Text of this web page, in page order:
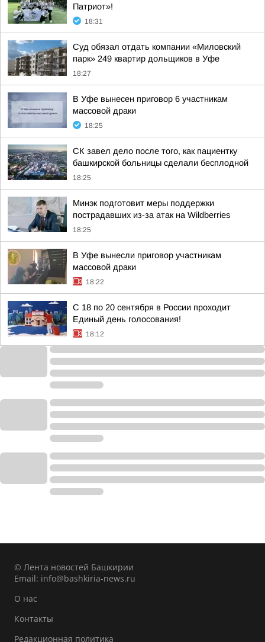
Патриот»!
18:31
Суд обязал отдать компании «Миловский
парк» 249 квартир дольщиков в Уфе
18:27
В Уфе вынесен приговор 6 участникам
массовой драки
18:25
СК завел дело после того, как пациентку
башкирской больницы сделали бесплодной
18:25
Минэк подготовит меры поддержки
пострадавших из-за атак на Wildberries
18:25
В Уфе вынесли приговор участникам
массовой драки
18:22
С 18 по 20 сентября в России проходит
Единый день голосования!
18:12
© Лента новостей Башкирии
Email: info@bashkiria-news.ru
О нас
Контакты
Редакционная политика